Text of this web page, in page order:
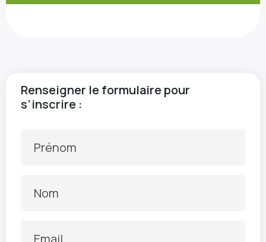
Renseigner le formulaire pour
s’inscrire :
Prénom
Nom
Email